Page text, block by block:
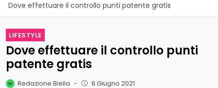
Dove effettuare il controllo punti patente gratis
LIFESTYLE
Dove effettuare il controllo punti
patente gratis
Redazione Biella - 6 Giugno 2021